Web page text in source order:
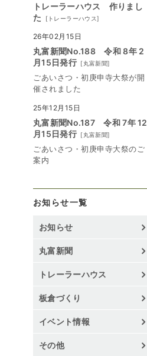
トレーラーハウス 作りまし
た
[ トレーラーハウス]
26年02月15日
丸富新聞No.188 令和 8年 2
月15日発行 [丸富新聞]
ごあいさつ・初庚申寺大祭が開
催されました
25年12月15日
丸富新聞No.187 令和 7年 12
月15日発行 [丸富新聞]
ごあいさつ・初庚申寺大祭のご
案内
お知らせ一覧
お知らせ
丸富新聞
トレーラーハウス
板倉づくり
イベント情報
その他